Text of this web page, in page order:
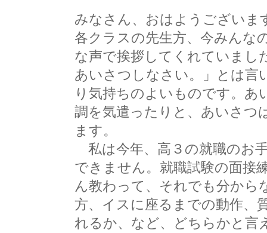
みなさん、おはよう
各クラスの先生方、今みんな
な声で挨拶してくれていまし
あいさつしなさい。」とは言
り気持ちのよいものです。あ
調を気遣ったりと、あいさ
ます。
私は今年、高３の就職のお
できません。就職試験の面接
ん教わって、それでも分から
方、イスに座るまでの動作、
れるか、など、どちらかと言